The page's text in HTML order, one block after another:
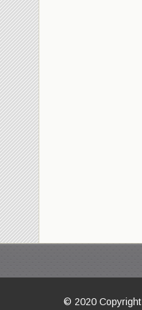
© 2020 Copyright